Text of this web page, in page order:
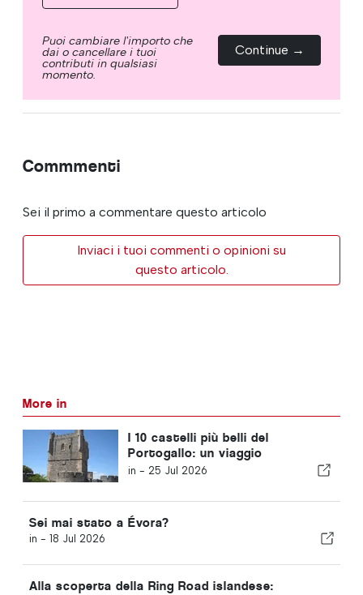
Puoi cambiare l'importo che
dai o cancellare i tuoi
contributi in qualsiasi
momento.
Continue →
Commmenti
Sei il primo a commentare questo articolo
Inviaci i tuoi commenti o opinioni su
questo articolo.
More in
I 10 castelli più belli del
Portogallo: un viaggio
attraverso la storia del Paese
in - 25 Jul 2026
Sei mai stato a Évora?
in - 18 Jul 2026
Alla scoperta della Ring Road islandese: